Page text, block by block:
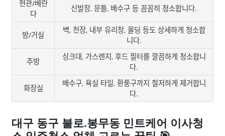
현관/베란
다
신발장, 문틀, 배수구 등 꼼꼼히 청소합니다.
방/거실
벽, 천장, 내부 유리창, 몰딩 등도 상세하게 청소합
니다.
주방
싱크대, 가스렌지, 후드 필터를 깔끔하게 청소합니
다.
화장실
배수구, 욕실 타일, 환풍구까지 철저하게 제거합니
다.
대구 동구 불로.봉무동 민트케어 이사청